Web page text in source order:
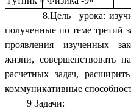
8.Цель урока: изучить
полученные по теме третий
проявления изученных
жизни, совершенствовать
расчетных задач,
коммуникативные
9 Задачи: